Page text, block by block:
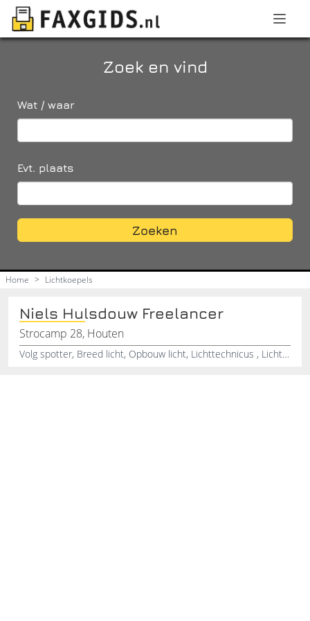
Zoek en vind
Wat / waar
Evt. plaats
Zoeken
Home > Lichtkoepels
Niels Hulsdouw Freelancer
Strocamp 28, Houten
Volg spotter, Breed licht, Opbouw licht, Lichttechnicus , Licht opbouw, Lichtsystemen, Opbouwen van licht, Theater, Evenementenverzorging, Feesten